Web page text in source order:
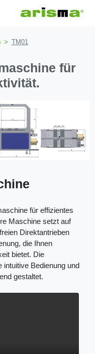
> TM01
für
für effizientes
Maschine setzt auf
Direktantrieben
die Ihnen
bietet. Die
intuitive Bedienung und
gestaltet.